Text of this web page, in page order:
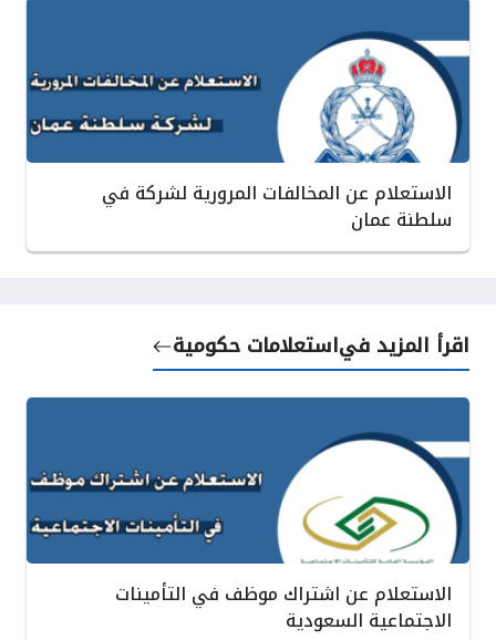
الاستعلام عن المخالفات المرورية لشركة في
سلطنة عمان
اقرأ المزيد فياستعلامات حكومية
الاستعلام عن اشتراك موظف في التأمينات
الاجتماعية السعودية